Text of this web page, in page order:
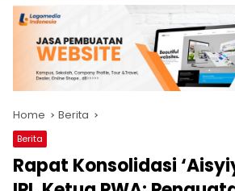
Home Berita
Berita
Rapat Konsolidasi